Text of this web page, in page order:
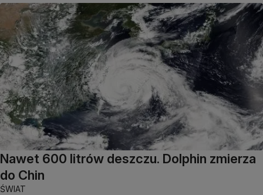
Nawet 600 litrów deszczu. Dolphin zmierza
do Chin
ŚWIAT